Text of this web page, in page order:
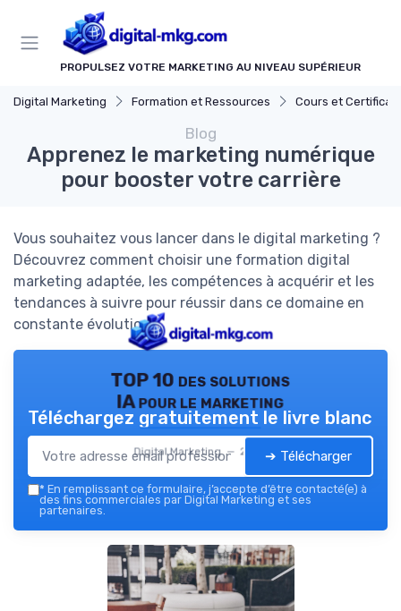
PROPULSEZ VOTRE MARKETING AU NIVEAU SUPÉRIEUR
Digital Marketing Formation et Ressources Cours et Certifications en
Blog
Apprenez le marketing numérique
pour booster votre carrière
Vous souhaitez vous lancer dans le digital marketing ?
Découvrez comment choisir une formation digital
marketing adaptée, les compétences à acquérir et les
tendances à suivre pour réussir dans ce domaine en
constante évolution.
TOP 10 des solutions
IA pour le marketing
Digital Marketing — 2026
Téléchargez gratuitement le livre blanc
➔ Télécharger
* En remplissant ce formulaire, j’accepte d’être contacté(e) à
des fins commerciales par Digital Marketing et ses
partenaires.
Panneau de gestion des cookies